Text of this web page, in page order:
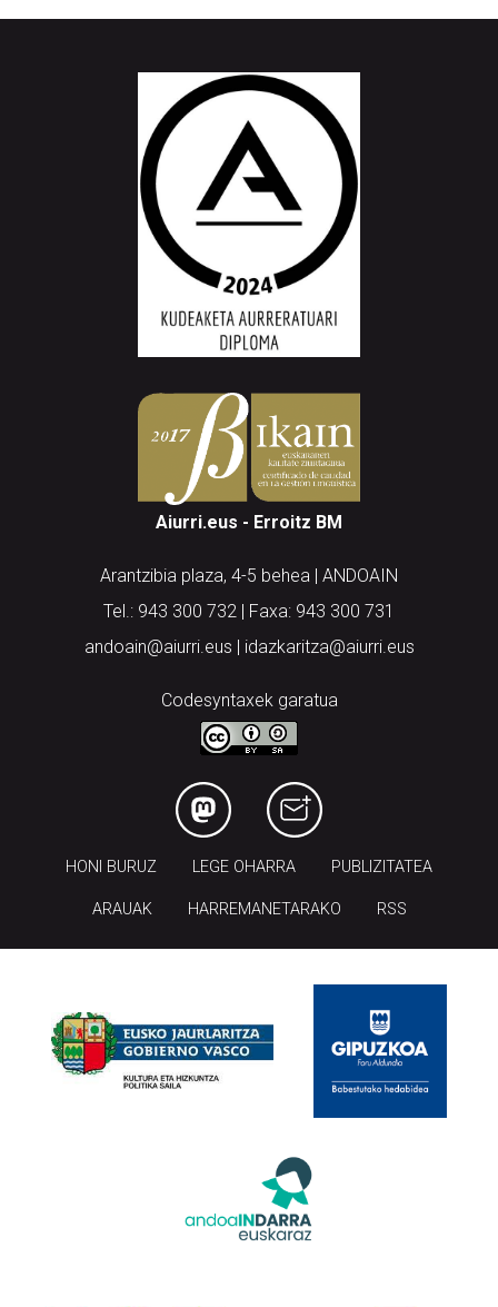
Aiurri.eus - Erroitz BM
Arantzibia plaza, 4-5 behea | ANDOAIN
Tel.: 943 300 732 | Faxa: 943 300 731
andoain@aiurri.eus | idazkaritza@aiurri.eus
Codesyntaxek garatua
HONI BURUZ LEGE OHARRA PUBLIZITATEA
ARAUAK HARREMANETARAKO RSS